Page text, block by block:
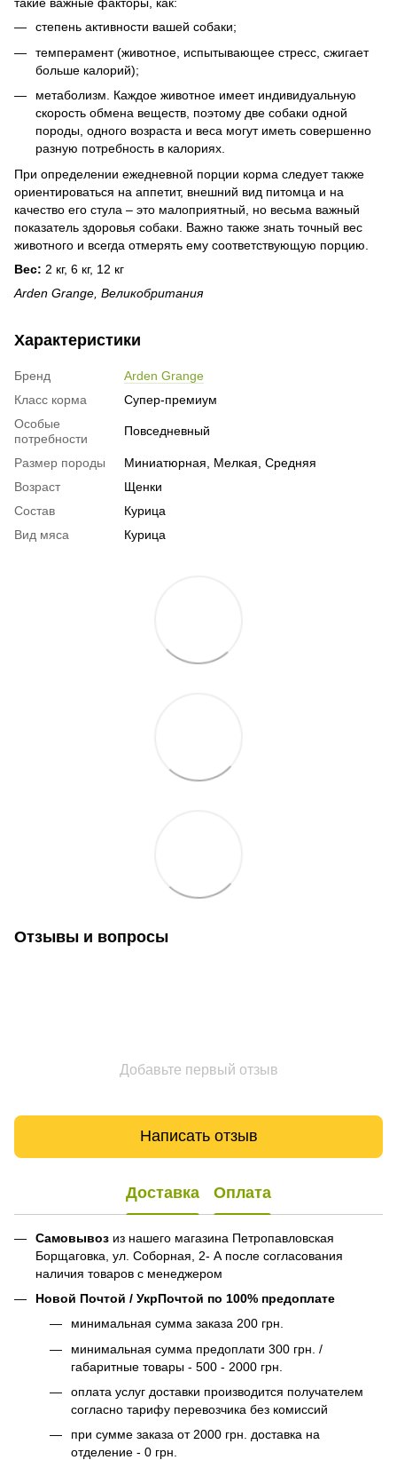
такие важные факторы, как:
степень активности вашей собаки;
темперамент (животное, испытывающее стресс, сжигает
больше калорий);
метаболизм. Каждое животное имеет индивидуальную
скорость обмена веществ, поэтому две собаки одной
породы, одного возраста и веса могут иметь совершенно
разную потребность в калориях.
При определении ежедневной порции корма следует также
ориентироваться на аппетит, внешний вид питомца и на
качество его стула – это малоприятный, но весьма важный
показатель здоровья собаки. Важно также знать точный вес
животного и всегда отмерять ему соответствующую порцию.
Вес: 2 кг, 6 кг, 12 кг
Arden Grange, Великобритания
Характеристики
Бренд
Arden Grange
Класс корма
Супер-премиум
Особые
потребности
Повседневный
Размер породы
Миниатюрная, Мелкая, Средняя
Возраст
Щенки
Состав
Курица
Вид мяса
Курица
Отзывы и вопросы
Добавьте первый отзыв
Написать отзыв
Доставка Оплата
Самовывоз из нашего магазина Петропавловская
Борщаговка, ул. Соборная, 2- А после согласования
наличия товаров с менеджером
Новой Почтой / УкрПочтой по 100% предоплате
минимальная сумма заказа 200 грн.
минимальная сумма предоплати 300 грн. /
габаритные товары - 500 - 2000 грн.
оплата услуг доставки производится получателем
согласно тарифу перевозчика без комиссий
при сумме заказа от 2000 грн. доставка на
отделение - 0 грн.